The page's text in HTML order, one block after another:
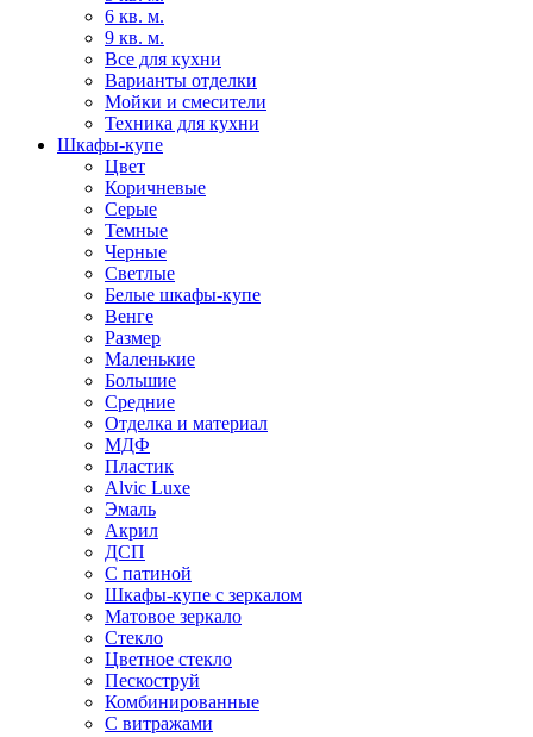
6 кв. м.
9 кв. м.
Все для кухни
Варианты отделки
Мойки и смесители
Техника для кухни
Шкафы-купе
Цвет
Коричневые
Серые
Темные
Черные
Светлые
Белые шкафы-купе
Венге
Размер
Маленькие
Большие
Средние
Отделка и материал
МДФ
Пластик
Alvic Luxe
Эмаль
Акрил
ДСП
С патиной
Шкафы-купе с зеркалом
Матовое зеркало
Стекло
Цветное стекло
Пескоструй
Комбинированные
С витражами